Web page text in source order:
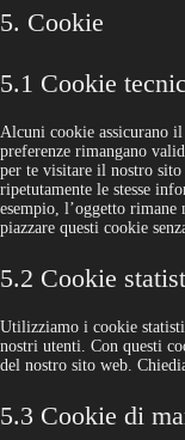
5. Cookie
5.1 Cookie
Alcuni cookie assicurano
preferenze rimangano
per te visitare il nostro
ripetutamente le stesse
esempio, l’oggetto
piazzare questi cookie
5.2 Cookie
Utilizziamo i cookie
nostri utenti. Con questi
del nostro sito web.
5.3 Cookie di